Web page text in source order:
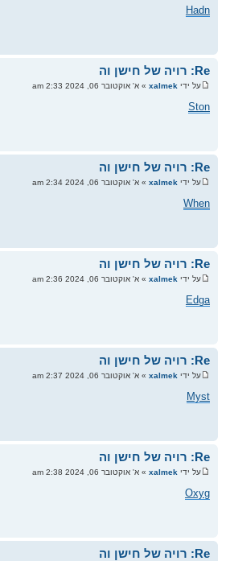
Hadn
Re: רויה של חישן וה
על ידי xalmek » א' אוקטובר 06, 2024 2:33 am
Ston
Re: רויה של חישן וה
על ידי xalmek » א' אוקטובר 06, 2024 2:34 am
When
Re: רויה של חישן וה
על ידי xalmek » א' אוקטובר 06, 2024 2:36 am
Edga
Re: רויה של חישן וה
על ידי xalmek » א' אוקטובר 06, 2024 2:37 am
Myst
Re: רויה של חישן וה
על ידי xalmek » א' אוקטובר 06, 2024 2:38 am
Oxyg
Re: רויה של חישן וה